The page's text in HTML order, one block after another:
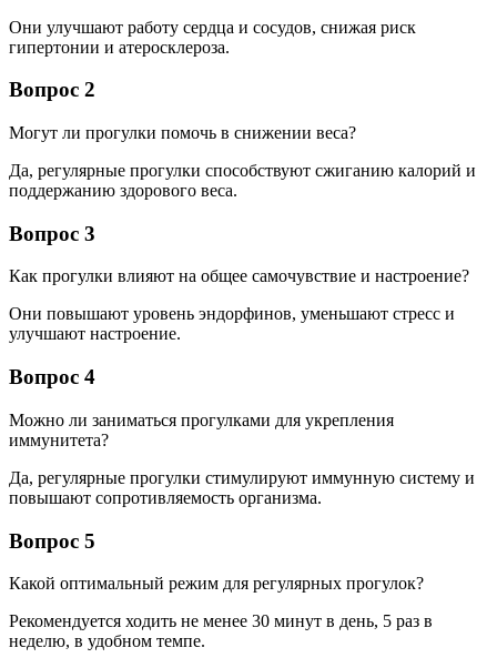
Они улучшают работу сердца и сосудов, снижая риск
гипертонии и атеросклероза.
Вопрос 2
Могут ли прогулки помочь в снижении веса?
Да, регулярные прогулки способствуют сжиганию калорий и
поддержанию здорового веса.
Вопрос 3
Как прогулки влияют на общее самочувствие и настроение?
Они повышают уровень эндорфинов, уменьшают стресс и
улучшают настроение.
Вопрос 4
Можно ли заниматься прогулками для укрепления
иммунитета?
Да, регулярные прогулки стимулируют иммунную систему и
повышают сопротивляемость организма.
Вопрос 5
Какой оптимальный режим для регулярных прогулок?
Рекомендуется ходить не менее 30 минут в день, 5 раз в
неделю, в удобном темпе.